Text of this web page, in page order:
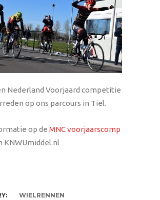
Nederland Voorjaard competitie
op ons parcours in Tiel.
op de MNC voorjaarscomp
KNWUmiddel.nl
WIELRENNEN